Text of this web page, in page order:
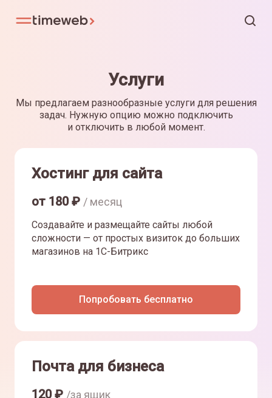
Услуги
Мы предлагаем разнообразные услуги для решения
задач. Нужную опцию можно подключить
и отключить в любой момент.
Хостинг для сайта
от 180₽ / месяц
Создавайте и размещайте сайты любой
сложности — от простых визиток до больших
магазинов на 1С-Битрикс
Попробовать бесплатно
Почта для бизнеса
120₽ /за ящик